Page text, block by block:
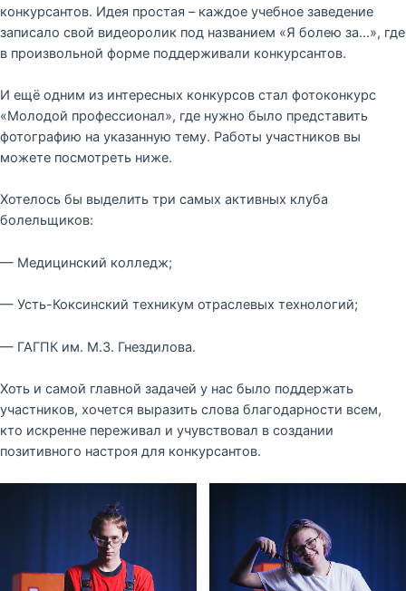
конкурсантов. Идея простая – каждое учебное заведение
записало свой видеоролик под названием «Я болею за…», где
в произвольной форме поддерживали конкурсантов.
И ещё одним из интересных конкурсов стал фотоконкурс
«Молодой профессионал», где нужно было представить
фотографию на указанную тему. Работы участников вы
можете посмотреть ниже.
Хотелось бы выделить три самых активных клуба
болельщиков:
— Медицинский колледж;
— Усть-Коксинский техникум отраслевых технологий;
— ГАГПК им. М.З. Гнездилова.
Хоть и самой главной задачей у нас было поддержать
участников, хочется выразить слова благодарности всем,
кто искренне переживал и учувствовал в создании
позитивного настроя для конкурсантов.